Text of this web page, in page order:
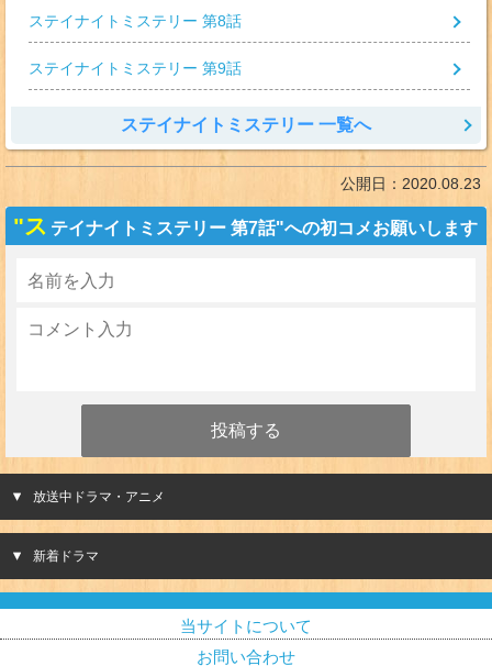
ステイナイトミステリー 第8話
ステイナイトミステリー 第9話
ステイナイトミステリー 一覧へ
公開日： 2020.08.23
"ス テイナイトミステリー 第7話"への初コメお願いします
放送中ドラマ・アニメ
新着ドラマ
当サイトについて
お問い合わせ